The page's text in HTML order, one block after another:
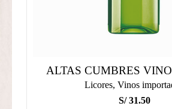
ALTAS CUMBRES
Licores, Vinos
S/31.50